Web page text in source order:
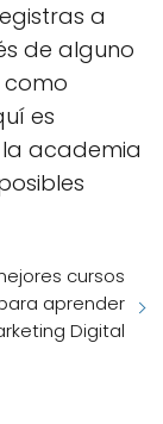
a
de alguno
como
es
academia
cursos
aprender
Digital